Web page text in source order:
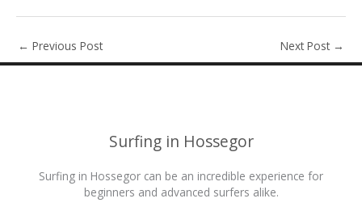
← Previous Post Next Post →
Surfing in Hossegor
Surfing in Hossegor can be an incredible experience for
beginners and advanced surfers alike.